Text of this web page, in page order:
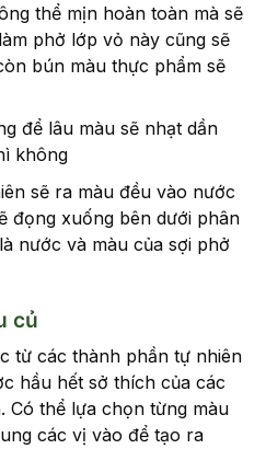
thể mịn hoàn toàn mà sẽ
phở lớp vỏ này cũng sẽ
bún màu thực phẩm sẽ
để lâu màu sẽ nhạt dần
không
sẽ ra màu đều vào nước
đọng xuống bên dưới phân
nước và màu của sợi phở
củ
từ các thành phần tự nhiên
hầu hết sở thích của các
Có thể lựa chọn từng màu
các vị vào để tạo ra